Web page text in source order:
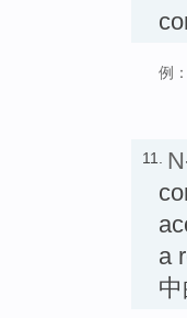
例：
11.
a